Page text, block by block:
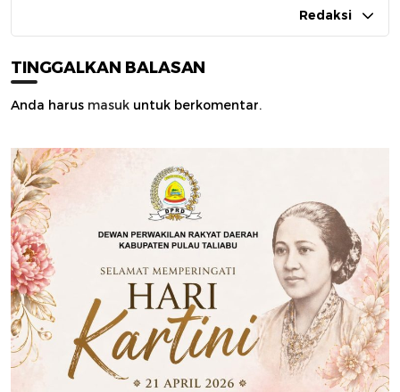
Redaksi
TINGGALKAN BALASAN
Anda harus masuk untuk berkomentar.